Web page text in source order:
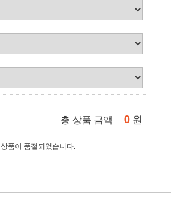
총 상품 금액 0 원
상품이 품절되었습니다.